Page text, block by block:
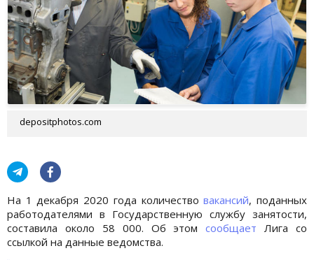
depositphotos.com
На 1 декабря 2020 года количествовакансий, поданных
работодателями в Государственную службу занятости,
составила около 58 000. Об этомсообщает Лига со
ссылкой на данные ведомства.